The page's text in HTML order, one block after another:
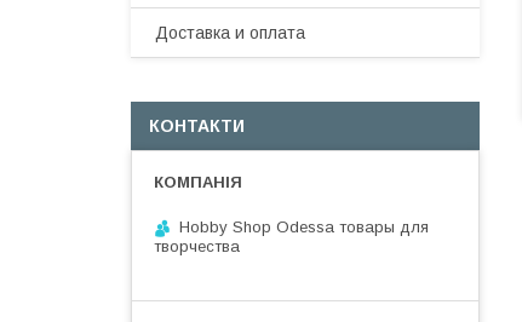
Доставка и оплата
КОНТАКТИ
Hobby Shop Odessa товары для
творчества